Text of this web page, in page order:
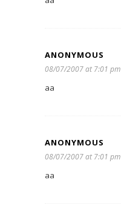
ANONYMOUS
08/07/2007 at 7:01 pm
aa
ANONYMOUS
08/07/2007 at 7:01 pm
aa